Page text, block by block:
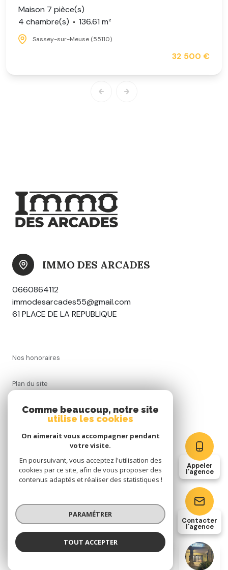
IMMO DES ARCADES
Appeler
l'agence
Contacter
l'agence
Maison 7 pièce(s)
4 chambre(s)
136.61 m²
Sassey-sur-Meuse (55110)
32 500 €
IMMO DES ARCADES
0660864112
immodesarcades55@gmail.com
61 PLACE DE LA REPUBLIQUE
nos honoraires
plan du site
nos partenaires
mentions légales
admin
cookies
© 2026 | Tous droits réservés
Comme beaucoup, notre site
utilise les cookies
On aimerait vous accompagner pendant
votre visite.
En poursuivant, vous acceptez l'utilisation des
cookies par ce site, afin de vous proposer des
contenus adaptés et réaliser des statistiques !
PARAMÉTRER
TOUT ACCEPTER